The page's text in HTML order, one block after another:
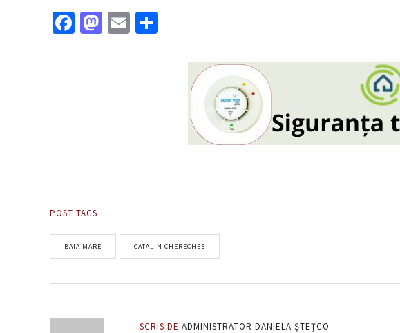
Facebook
Mastodon
Email
POST TAGS
BAIA MARE CATALIN CHERECHES
SCRIS DE ADMINISTRATOR DANIELA ȘTEȚCO